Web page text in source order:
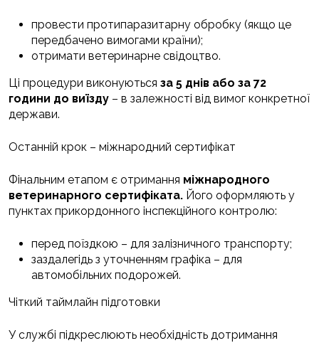
провести протипаразитарну обробку (якщо це
передбачено вимогами країни);
отримати ветеринарне свідоцтво.
Ці процедури виконуються за 5 днів або за 72
години до виїзду – в залежності від вимог конкретної
держави.
Останній крок – міжнародний сертифікат
Фінальним етапом є отримання міжнародного
ветеринарного сертифіката. Його оформляють у
пунктах прикордонного інспекційного контролю:
перед поїздкою – для залізничного транспорту;
заздалегідь з уточненням графіка – для
автомобільних подорожей.
Чіткий таймлайн підготовки
У службі підкреслюють необхідність дотримання